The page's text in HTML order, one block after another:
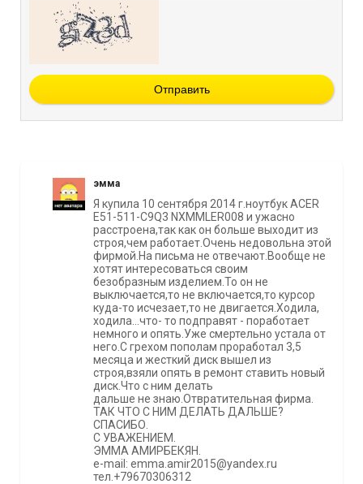
Отправить
эмма
Я купила 10 сентября 2014 г.ноутбук ACER
E51-511-С9Q3 NXMMLER008 и ужасно
расстроена,так как он больше выходит из
строя,чем работает.Очень недовольна этой
фирмой.На письма не отвечают.Вообще не
хотят интересоваться своим
безобразным изделием.То он не
выключается,то не включается,то курсор
куда-то исчезает,то не двигается.Ходила,
ходила...что- то подправят - поработает
немного и опять.Уже смертельно устала от
него.С грехом пополам проработал 3,5
месяца и жесткий диск вышел из
строя,взяли опять в ремонт ставить новый
диск.Что с ним делать
дальше не знаю.Отвратительная фирма.
ТАК ЧТО С НИМ ДЕЛАТЬ ДАЛЬШЕ?
СПАСИБО.
C УВАЖЕНИЕМ.
ЭММА АМИРБЕКЯН.
e-mail: emma.amir2015@yandex.ru
тел.+79670306312